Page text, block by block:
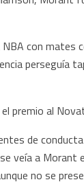
con mates
perseguía
premio al
de
veía a
no se